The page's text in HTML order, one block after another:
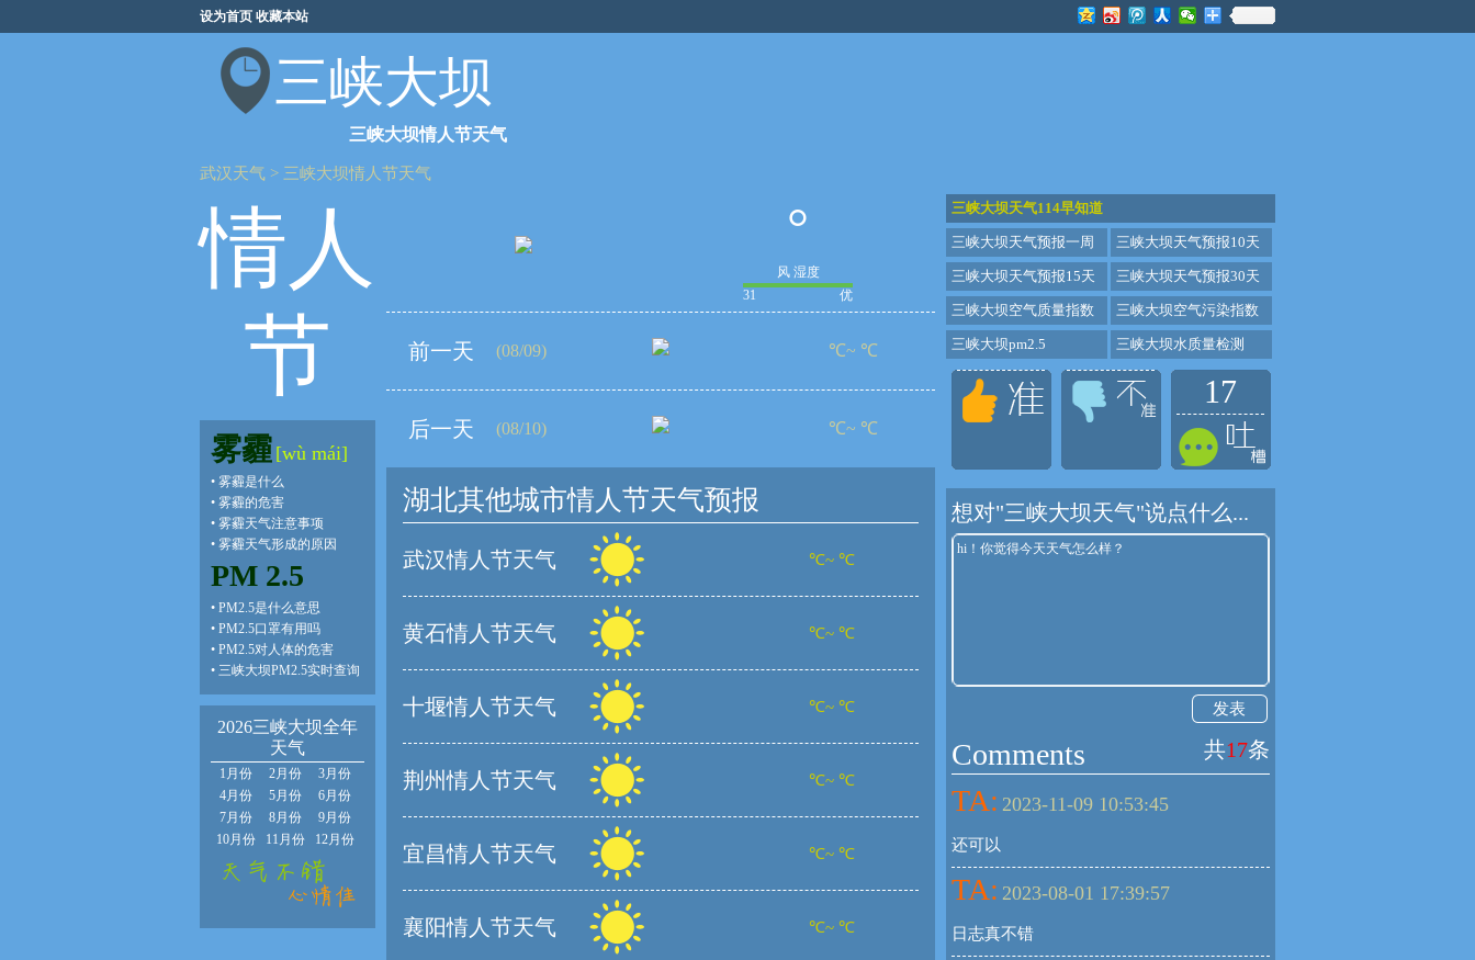
设为首页 收藏本站
三峡大坝
三峡大坝情人节天气
武汉天气 > 三峡大坝情人节天气
情人
节
雾霾 [wù mái]
• 雾霾是什么
• 雾霾的危害
• 雾霾天气注意事项
• 雾霾天气形成的原因
PM 2.5
• PM2.5是什么意思
• PM2.5口罩有用吗
• PM2.5对人体的危害
• 三峡大坝PM2.5实时查询
2026三峡大坝全年
天气
1月份 2月份
3月份
4月份
5月份
6月份
7月份
8月份
9月份
10月份
11月份 12月份
°
风 湿度
31
优
前一天 (08/09) ℃~ ℃
后一天 (08/10) ℃~ ℃
湖北其他城市情人节天气预报
武汉情人节天气 ℃~ ℃
黄石情人节天气 ℃~ ℃
十堰情人节天气 ℃~ ℃
荆州情人节天气 ℃~ ℃
宜昌情人节天气 ℃~ ℃
襄阳情人节天气 ℃~ ℃
三峡大坝天气114早知道
三峡大坝天气预报一周 三峡大坝天气预报10天
三峡大坝天气预报15天 三峡大坝天气预报30天
三峡大坝空气质量指数 三峡大坝空气污染指数
三峡大坝pm2.5 三峡大坝水质量检测
17
想对"三峡大坝天气"说点什么...
发表
Comments 共17条
TA: 2023-11-09 10:53:45
还可以
TA: 2023-08-01 17:39:57
日志真不错